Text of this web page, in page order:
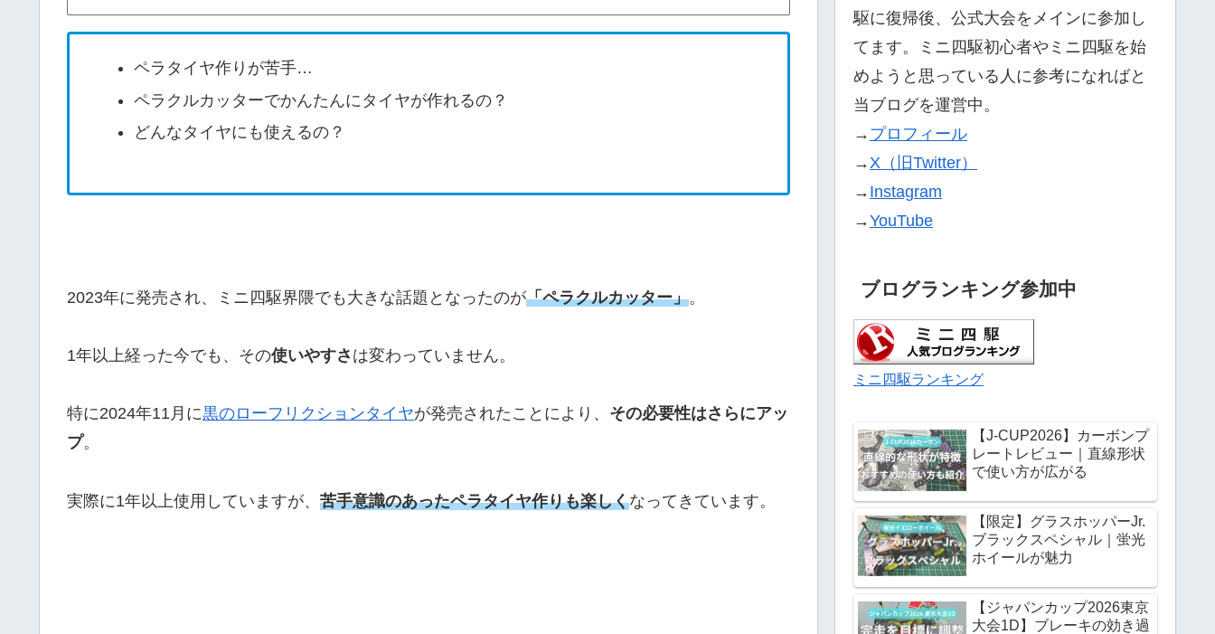
ペラタイヤ作りが苦手…
ペラクルカッターでかんたんにタイヤが作れるの？
どんなタイヤにも使えるの？
2023年に発売され、ミニ四駆界隈でも大きな話題となったのが「ペラクルカッター」。
1年以上経った今でも、その使いやすさ は変わっていません。
特に2024年11月に黒のローフリクションタイヤが発売されたことにより、 その必要性はさらにアッ
プ。
実際に1年以上使用していますが、 苦手意識のあったペラタイヤ作りも楽しくなってきています。
駆に復帰後、公式大会をメインに参加し
てます。ミニ四駆初心者やミニ四駆を始
めようと思っている人に参考になればと
当ブログを運営中。
→ プロフィール
→X（旧Twitter）
→ Instagram
→YouTube
ブログランキング参加中
ミニ四駆ランキング
【J-CUP2026】カーボンプ
レートレビュー｜直線形状
で使い方が広がる
【限定】グラスホッパーJr.
ブラックスペシャル｜蛍光
ホイールが魅力
【ジャパンカップ2026東京
大会1D】ブレーキの効き過